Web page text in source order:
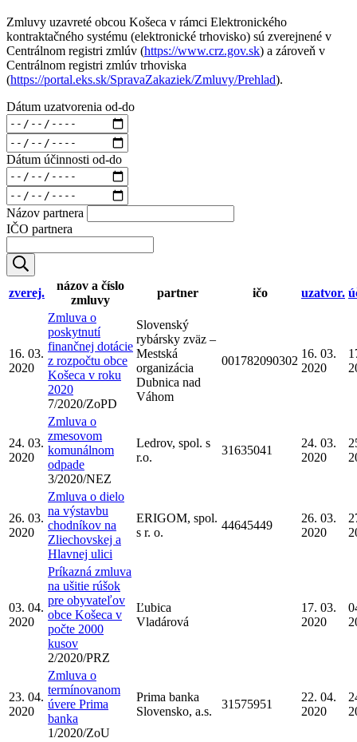
Zmluvy uzavreté obcou Košeca v rámci Elektronického
kontraktačného systému (elektronické trhovisko) sú zverejnené v
Centrálnom registri zmlúv (https://www.crz.gov.sk) a zároveň v
Centrálnom registri zmlúv trhoviska
(https://portal.eks.sk/SpravaZakaziek/Zmluvy/Prehlad).
Dátum uzatvorenia od-do
Dátum účinnosti od-do
Názov partnera
IČO partnera
zverej.
názov a číslo
zmluvy
partner ičo uzatvor.
16. 03.
2020
Zmluva o
poskytnutí
finančnej dotácie
z rozpočtu obce
Košeca v roku
2020
7/2020/ZoPD
Slovenský
rybársky zväz –
Mestská
organizácia
Dubnica nad
Váhom
001782090302
16. 03.
2020
24. 03.
2020
Zmluva o
zmesovom
komunálnom
odpade
3/2020/NEZ
Ledrov, spol. s
r.o.
31635041
24. 03.
2020
26. 03.
2020
Zmluva o dielo
na výstavbu
chodníkov na
Zliechovskej a
Hlavnej ulici
ERIGOM, spol.
s r. o.
44645449
26. 03.
2020
03. 04.
2020
Príkazná zmluva
na ušitie rúšok
pre obyvateľov
obce Košeca v
počte 2000
kusov
2/2020/PRZ
Ľubica
Vladárová
17. 03.
2020
23. 04.
2020
Zmluva o
termínovanom
úvere Prima
banka
1/2020/ZoU
Prima banka
Slovensko, a.s.
31575951
22. 04.
2020